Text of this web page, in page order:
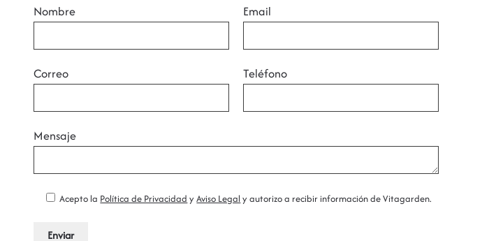
Nombre Email
Correo Teléfono
Mensaje
Acepto la Política de Privacidad yAviso Legal y autorizo a recibir información de Vitagarden.